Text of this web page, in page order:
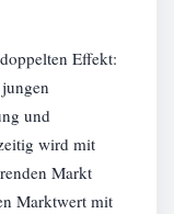
Effekt:
und
wird mit
Markt
Marktwert mit